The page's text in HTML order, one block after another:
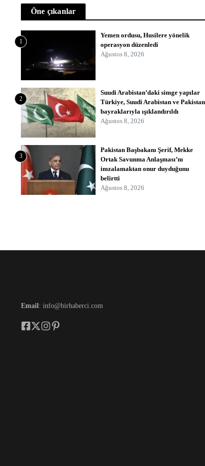
Öne çıkanlar
1
Yemen ordusu, Husilere yönelik
operasyon düzenledi
Ağustos 8, 2026
2
Suudi Arabistan’daki simge yapılar
Türkiye, Suudi Arabistan ve Pakistan
bayraklarıyla ışıklandırıldı
Ağustos 8, 2026
3
Pakistan Başbakanı Şerif, Mekke
Ortak Savunma Anlaşması’nı
imzalamaktan onur duyduğunu
belirtti
Ağustos 8, 2026
Email: info@birhaberci.com